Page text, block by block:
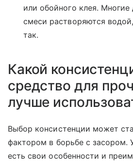
или обойного клея. Многие
смеси растворяются
так.
Какой
средство для
лучше
Выбор консистенции может
фактором в борьбе с засором.
есть свои особенности и